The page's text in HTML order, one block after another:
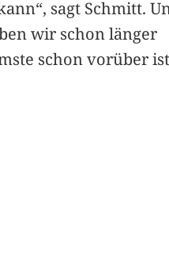
sagt Schmitt.
wir schon länger
schon vorüber